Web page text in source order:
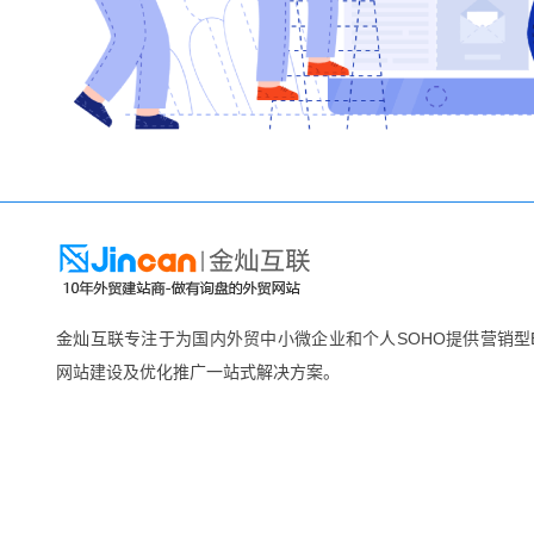
金灿互联专注于为国内外贸中小微企业和个人SOHO提供营销
网站建设及优化推广一站式解决方案。